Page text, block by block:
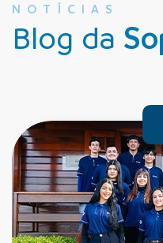
NOTÍCIAS
Blog da